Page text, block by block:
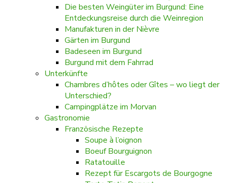
Die besten Weingüter im Burgund: Eine
Entdeckungsreise durch die Weinregion
Manufakturen in der Nièvre
Gärten im Burgund
Badeseen im Burgund
Burgund mit dem Fahrrad
Unterkünfte
Chambres d’hôtes oder Gîtes – wo liegt der
Unterschied?
Campingplätze im Morvan
Gastronomie
Französische Rezepte
Soupe à l’oignon
Boeuf Bourguignon
Ratatouille
Rezept für Escargots de Bourgogne